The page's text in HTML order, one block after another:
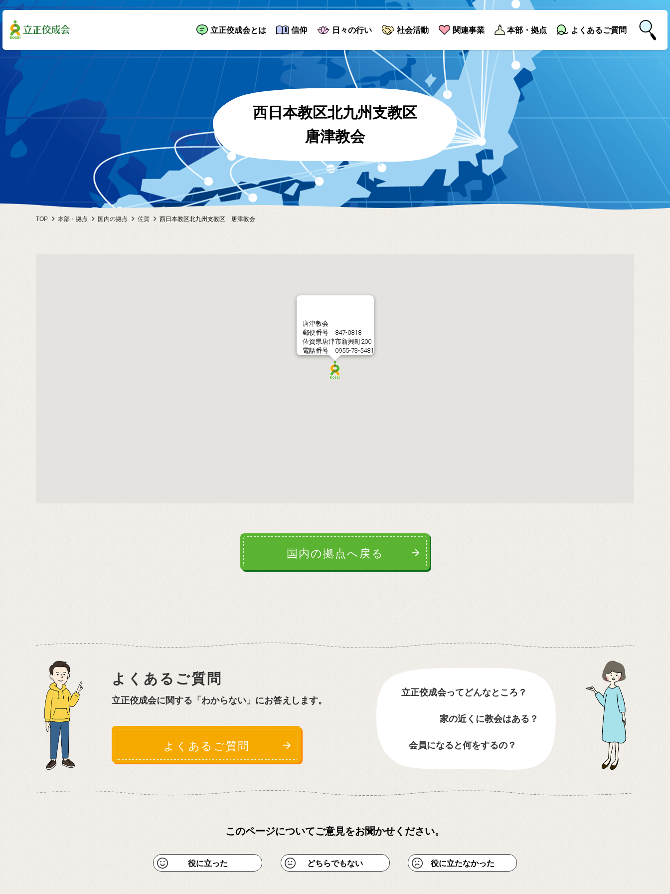
立正佼成会とは 信仰 日々の行い 社会活動 関連事業 本部・拠点 よくあるご質問
西日本教区北九州支教区
唐津教会
TOP 本部・拠点 国内の拠点 佐賀 西日本教区北九州支教区 唐津教会
唐津教会
郵便番号 847-0818
佐賀県唐津市新興町200
電話番号 0955-73-5481
国内の拠点へ戻る
よくあるご質問
立正佼成会に関する「わからない」にお答えします。
よくあるご質問
立正佼成会ってどんなところ？
家の近くに教会はある？
会員になると何をするの？
このページについてご意見をお聞かせください。
役に立った どちらでもない 役に立たなかった